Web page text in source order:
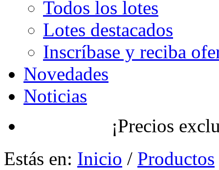
Todos los lotes
Lotes destacados
Inscríbase y reciba
Novedades
Noticias
¡Precios
Estás en: Inicio / Productos